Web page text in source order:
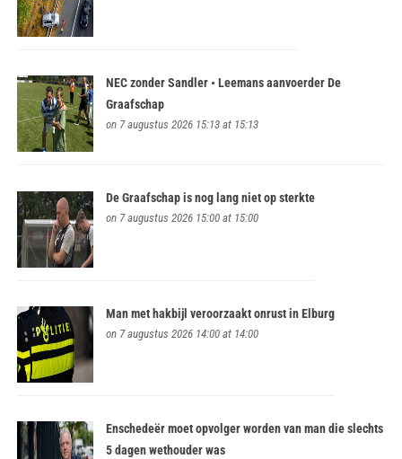
NEC zonder Sandler • Leemans aanvoerder De
Graafschap
on 7 augustus 2026 15:13 at 15:13
De Graafschap is nog lang niet op sterkte
on 7 augustus 2026 15:00 at 15:00
Man met hakbijl veroorzaakt onrust in Elburg
on 7 augustus 2026 14:00 at 14:00
Enschedeër moet opvolger worden van man die slechts
5 dagen wethouder was